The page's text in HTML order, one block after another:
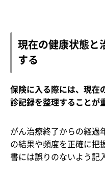
現在の健康状態と
する
保険に入る際には、現在
診記録を整理することが
がん治療終了からの経過
の結果や頻度を正確に把
書には誤りのないよう記